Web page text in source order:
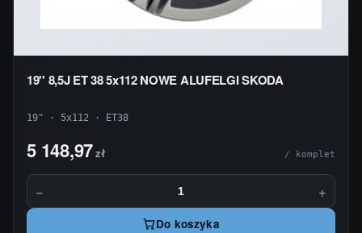
19'' 8,5J ET 38 5x112 NOWE ALUFELGI SKODA
19" · 5x112 · ET38
5 148,97zł / komplet
− +
Do koszyka